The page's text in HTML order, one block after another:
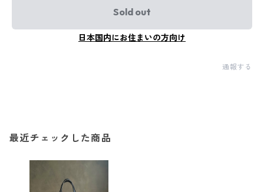
Sold out
日本国内にお住まいの方向け
通報する
最近チェックした商品